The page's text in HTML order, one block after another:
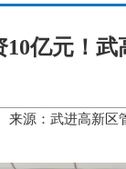
10亿元！
源：武进高新区